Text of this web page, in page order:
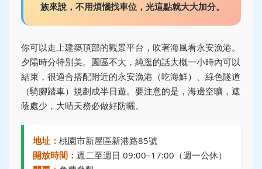
族來說，不用煩惱找車位，光這點就大大加分。
你可以走上建築頂部的觀景平台，吹著海風看永安漁港。
夕陽時分特別美。園區不大，純逛的話大概一小時內可以
結束，很適合搭配附近的永安漁港（吃海鮮）、綠色隧道
（騎腳踏車）規劃成半日遊。要注意的是，海邊空曠，遮
蔭處少，大晴天務必做好防曬。
地址： 桃園市新屋區新港路85號
開放時間： 週二至週日 09:00–17:00（週一公休）